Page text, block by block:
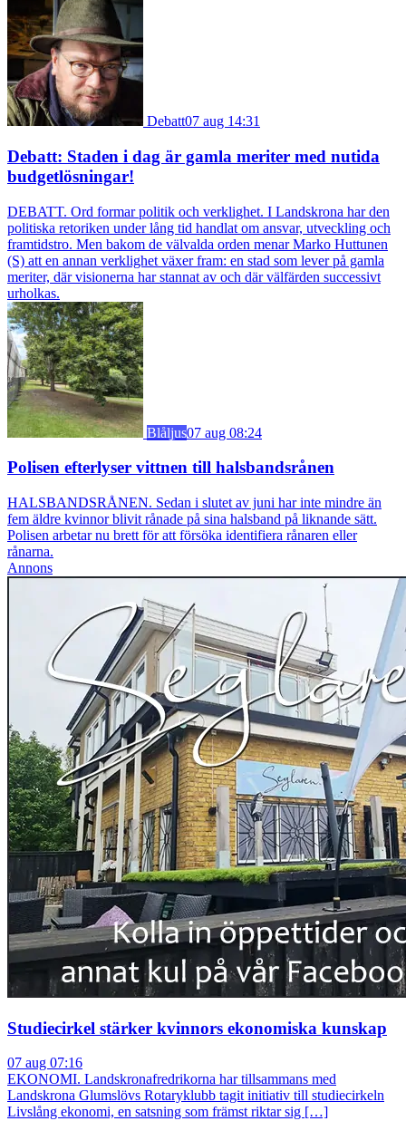
Debatt07 aug 14:31
Debatt: Staden i dag är gamla meriter med nutida
budgetlösningar!
DEBATT. Ord formar politik och verklighet. I Landskrona har den
politiska retoriken under lång tid handlat om ansvar, utveckling och
framtidstro. Men bakom de välvalda orden menar Marko Huttunen
(S) att en annan verklighet växer fram: en stad som lever på gamla
meriter, där visionerna har stannat av och där välfärden successivt
urholkas.
Blåljus07 aug 08:24
Polisen efterlyser vittnen till halsbandsrånen
HALSBANDSRÅNEN. Sedan i slutet av juni har inte mindre än
fem äldre kvinnor blivit rånade på sina halsband på liknande sätt.
Polisen arbetar nu brett för att försöka identifiera rånaren eller
rånarna.
Annons
Studiecirkel stärker kvinnors ekonomiska kunskap
07 aug 07:16
EKONOMI. Landskronafredrikorna har tillsammans med
Landskrona Glumslövs Rotaryklubb tagit initiativ till studiecirkeln
Livslång ekonomi, en satsning som främst riktar sig […]